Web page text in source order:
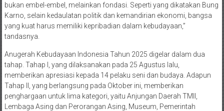
bukan embel-embel, melainkan fondasi. Seperti yang dikatakan Bung
Karno, selain kedaulatan politik dan kemandirian ekonomi, bangsa
yang kuat harus memiliki kepribadian dalam kebudayaan,”
tandasnya.
Anugerah Kebudayaan Indonesia Tahun 2025 digelar dalam dua
tahap. Tahap I, yang dilaksanakan pada 25 Agustus lalu,
memberikan apresiasi kepada 14 pelaku seni dan budaya. Adapun
Tahap II, yang berlangsung pada Oktober ini, memberikan
penghargaan untuk lima kategori, yaitu Anjungan Daerah TMII,
Lembaga Asing dan Perorangan Asing, Museum, Pemerintah